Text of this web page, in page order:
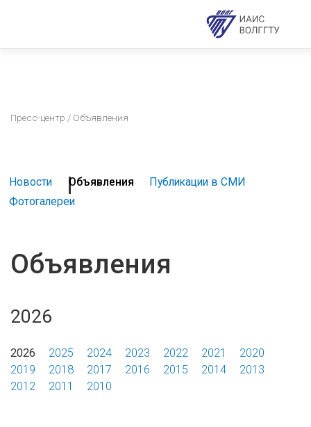
Пресс-центр / Объявления
Новости Объявления
Публикации в СМИ
Фотогалереи
Объявления
2026
2026 2025 2024 2023 2022 2021
2020
2019
2018 2017 2016 2015 2014
2013
2012
2011 2010